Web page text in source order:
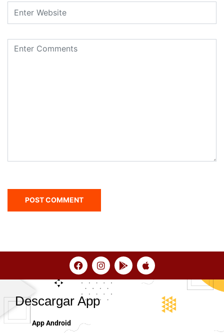
Descargar App
App Android